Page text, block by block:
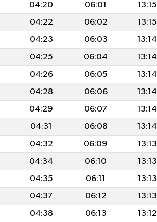
04:20 06:01 13:15
04:22 06:02 13:15
04:23 06:03 13:14
04:25 06:04 13:14
04:26 06:05 13:14
04:28 06:06 13:14
04:29 06:07 13:14
04:31 06:08 13:14
04:32 06:09 13:13
04:34 06:10 13:13
04:35 06:11 13:13
04:37 06:12 13:13
04:38 06:13 13:12